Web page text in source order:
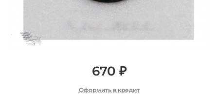
670 ₽
Оформить в кредит